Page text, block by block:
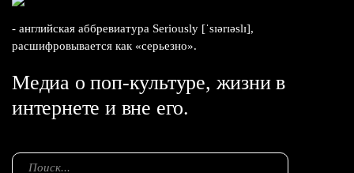
- английская аббревиатура Seriously [ˈsɪərɪəslɪ],
расшифровывается как «серьезно».
Медиа о поп-культуре, жизни в
интернете и вне его.